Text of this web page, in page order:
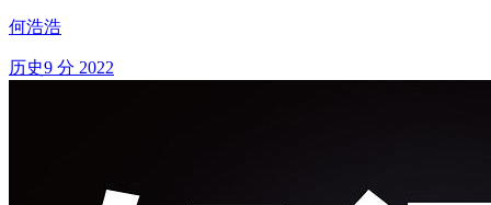
何浩浩
历史9 分 2022